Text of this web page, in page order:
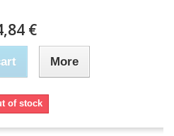
€
More
of stock